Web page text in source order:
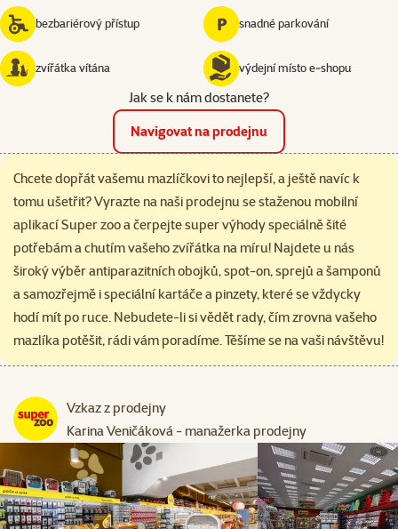
bezbariérový přístup snadné parkování
zvířátka vítána výdejní místo e‑shopu
Jak se k nám dostanete?
Navigovat na prodejnu
Vzkaz z prodejny
Chcete dopřát vašemu mazlíčkovi to nejlepší, a ještě navíc k
tomu ušetřit? Vyrazte na naši prodejnu se staženou mobilní
aplikací Super zoo a čerpejte super výhody speciálně šité
potřebám a chutím vašeho zvířátka na míru! Najdete u nás
široký výběr antiparazitních obojků, spot-on, sprejů a šamponů
a samozřejmě i speciální kartáče a pinzety, které se vždycky
hodí mít po ruce. Nebudete-li si vědět rady, čím zrovna vašeho
mazlíka potěšit, rádi vám poradíme. Těšíme se na vaši návštěvu!
Karina Veničáková - manažerka prodejny